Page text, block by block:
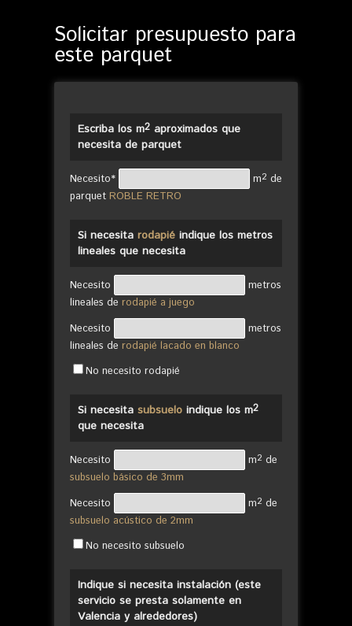
Solicitar presupuesto para
este parquet
Escriba los m2 aproximados que
necesita de parquet
Necesito* m2 de
parquet ROBLE RETRO
Si necesita rodapié indique los metros
lineales que necesita
Necesito
metros
lineales de rodapié a juego
Necesito
metros
lineales de rodapié lacado en blanco
No necesito rodapié
Si necesita subsuelo indique los m2
que necesita
Necesito m2 de
subsuelo básico de 3mm
Necesito
m2 de
subsuelo acústico de 2mm
No necesito subsuelo
Indique si necesita instalación (este
servicio se presta solamente en
Valencia y alrededores)